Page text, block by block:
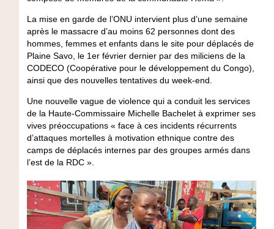
La mise en garde de l’ONU intervient plus d’une semaine
après le massacre d’au moins 62 personnes dont des
hommes, femmes et enfants dans le site pour déplacés de
Plaine Savo, le 1er février dernier par des miliciens de la
CODECO (Coopérative pour le développement du Congo),
ainsi que des nouvelles tentatives du week-end.
Une nouvelle vague de violence qui a conduit les services
de la Haute-Commissaire Michelle Bachelet à exprimer ses
vives préoccupations « face à ces incidents récurrents
d’attaques mortelles à motivation ethnique contre des
camps de déplacés internes par des groupes armés dans
l’est de la RDC ».